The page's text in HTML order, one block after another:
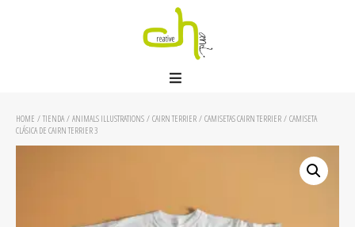
HOME / TIENDA/ ANIMALS ILLUSTRATIONS / CAIRN TERRIER / CAMISETAS CAIRN TERRIER / CAMISETA
CLÁSICA DE CAIRN TERRIER 3